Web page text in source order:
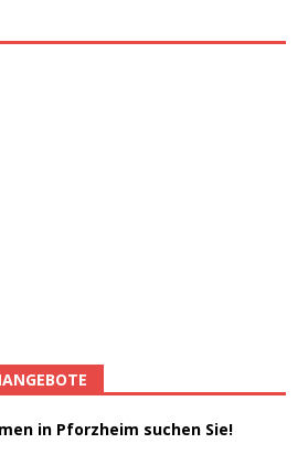
in Pforzheim suchen Sie!